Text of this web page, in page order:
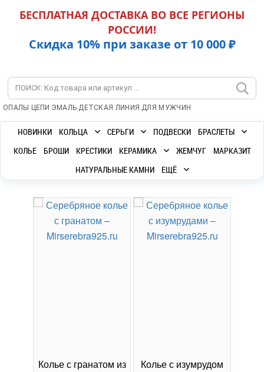
БЕСПЛАТНАЯ ДОСТАВКА ВО ВСЕ РЕГИОНЫ
РОССИИ!
Скидка 10% при заказе от 10 000 ₽
ОПАЛЫ | ЦЕПИ |ЭМАЛЬ|ДЕТСКАЯ ЛИНИЯ |ДЛЯ МУЖЧИН
НОВИНКИ КОЛЬЦА СЕРЬГИ ПОДВЕСКИ
БРАСЛЕТЫ
КОЛЬЕ
БРОШИ КРЕСТИКИ КЕРАМИКА ЖЕМЧУГ
МАРКАЗИТ
НАТУРАЛЬНЫЕ КАМНИ
ЕЩЁ
Колье с гранатом из
Колье с изумрудом